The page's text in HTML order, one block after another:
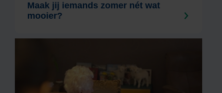
Maak jij iemands zomer nét wat
mooier?